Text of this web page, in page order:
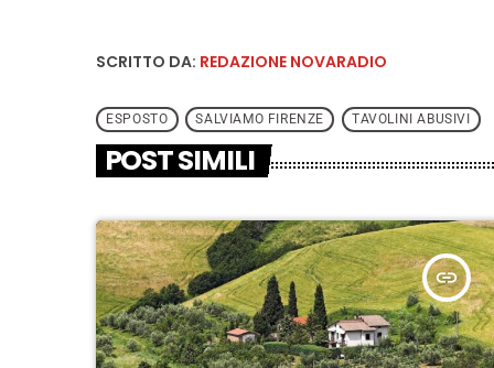
SCRITTO DA: REDAZIONE NOVARADIO
ESPOSTO SALVIAMO FIRENZE TAVOLINI ABUSIVI
POST SIMILI
insert_link